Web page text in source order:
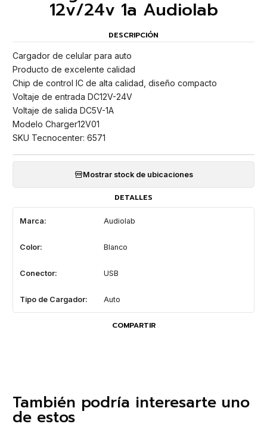
12v/24v 1a Audiolab
DESCRIPCIÓN
Cargador de celular para auto
Producto de excelente calidad
Chip de control IC de alta calidad, diseño compacto
Voltaje de entrada DC12V-24V
Voltaje de salida DC5V-1A
Modelo Charger12V01
SKU Tecnocenter: 6571
Mostrar stock de ubicaciones
DETALLES
Marca: Audiolab
Color: Blanco
Conector: USB
Tipo de Cargador: Auto
COMPARTIR
También podría interesarte uno
de estos